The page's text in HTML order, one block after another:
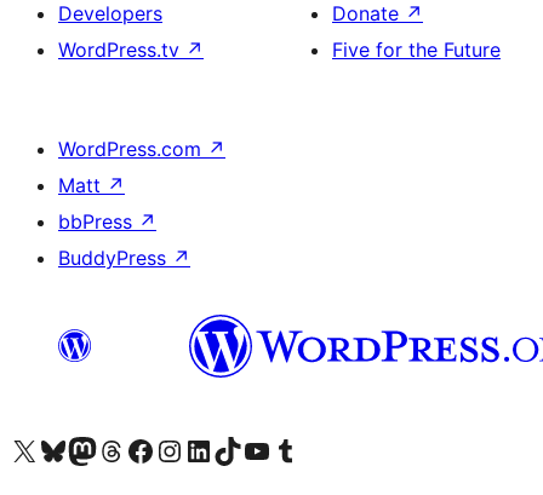
Developers
WordPress.tv ↗
Donate ↗
Five for the Future
WordPress.com ↗
Matt ↗
bbPress ↗
BuddyPress ↗
Visit our X (formerly Twitter) account
Visit our Bluesky account
Visit our Mastodon account
Visit our Threads account
Посетете нашата страница във Facebook
Посетете нашия профил в Instagram
Посетете нашия профил в LinkedIn
Visit our TikTok account
Visit our YouTube channel
Visit our Tumblr account